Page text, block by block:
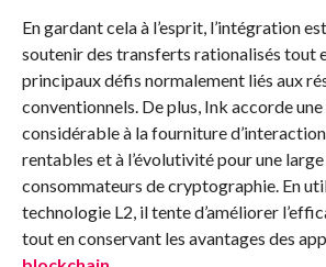
En gardant cela à l’esprit, l’intégration
soutenir des transferts rationalisés tout
principaux défis normalement liés aux
conventionnels. De plus, Ink accorde
considérable à la fourniture
rentables et à l’évolutivité pour une
consommateurs de cryptographie. En
technologie L2, il tente d’améliorer
tout en conservant les avantages des